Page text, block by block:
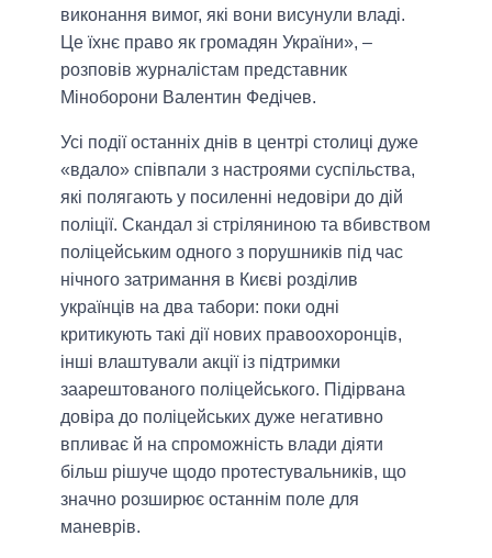
виконання вимог, які вони висунули владі.
Це їхнє право як громадян України», –
розповів журналістам представник
Міноборони Валентин Федічев.
Усі події останніх днів в центрі столиці дуже
«вдало» співпали з настроями суспільства,
які полягають у посиленні недовіри до дій
поліції. Скандал зі стріляниною та вбивством
поліцейським одного з порушників під час
нічного затримання в Києві розділив
українців на два табори: поки одні
критикують такі дії нових правоохоронців,
інші влаштували акції із підтримки
заарештованого поліцейського. Підірвана
довіра до поліцейських дуже негативно
впливає й на спроможність влади діяти
більш рішуче щодо протестувальників, що
значно розширює останнім поле для
маневрів.